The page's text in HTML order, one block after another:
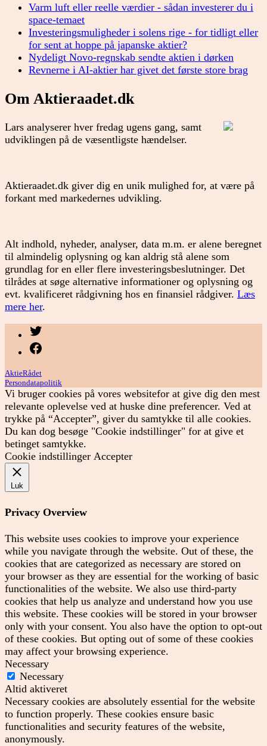
Varm luft eller reelle værdier - sådan investerer du i
space-temaet
Investeringsmuligheder i solens rige - for tidligt eller
for sent at hoppe på japanske aktier?
Nydeligt Novo-regnskab sendte aktien i dørken
Revnerne i AI-aktier har givet det første store brag
Om Aktieraadet.dk
Lars analyserer hver fredag ugens gang, samt
udviklingen på de væsentligste hændelser.
Aktieraadet.dk giver dig en unik mulighed for, at være på
forkant med markedernes udvikling.
Alt indhold, nyheder, analyser, data m.m. er alene beregnet
til almindelig oplysning og kan aldrig stå alene som
grundlag for en eller flere investeringsbeslutninger. Det
tilrådes at søge alternative informationer og oplysning og
evt. kvalificeret rådgivning hos en finansiel rådgiver. Læs
mere her.
AktieRådet
Persondatapolitik
Vi bruger cookies på vores websitefor at give dig den mest
relevante oplevelse ved at huske dine preferencer. Ved at
trykke på “Accepter”, giver du samtykke til alle cookies.
Du kan dog besøge "Cookie indstillinger" for at give et
betinget samtykke.
Cookie indstillinger Accepter
Luk
Privacy Overview
This website uses cookies to improve your experience
while you navigate through the website. Out of these, the
cookies that are categorized as necessary are stored on
your browser as they are essential for the working of basic
functionalities of the website. We also use third-party
cookies that help us analyze and understand how you use
this website. These cookies will be stored in your browser
only with your consent. You also have the option to opt-out
of these cookies. But opting out of some of these cookies
may affect your browsing experience.
Necessary
Necessary
Altid aktiveret
Necessary cookies are absolutely essential for the website
to function properly. These cookies ensure basic
functionalities and security features of the website,
anonymously.